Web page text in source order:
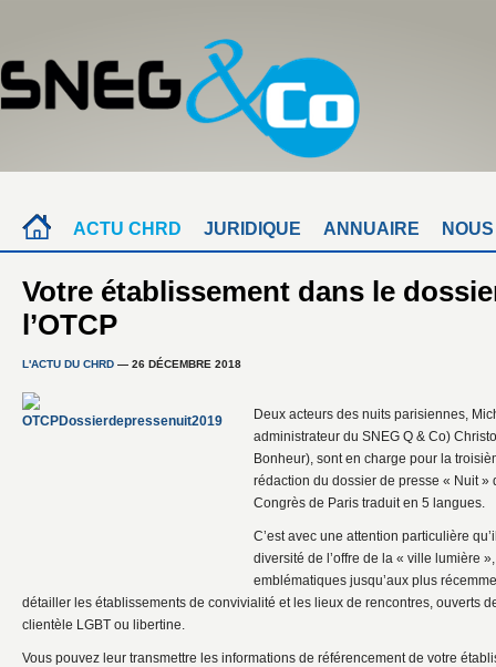
ACTU CHRD JURIDIQUE ANNUAIRE
Votre établissement dans le
l’OTCP
L'ACTU DU CHRD — 26 DÉCEMBRE 2018
Deux acteurs des nuits parisiennes,
administrateur du SNEG Q & Co)
Bonheur), sont en charge pour la
rédaction du dossier de presse « Nuit »
Congrès de Paris traduit en 5 langues.
C’est avec une attention particulière
diversité de l’offre de la « ville lumière
emblématiques jusqu’aux plus
détailler les établissements de convivialité et les lieux de rencontres, ouverts
clientèle LGBT ou libertine.
Vous pouvez leur transmettre les informations de référencement de votre